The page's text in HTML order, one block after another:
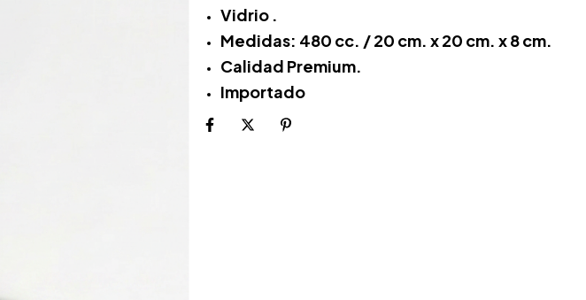
Vidrio .
Medidas: 480 cc. / 20 cm. x 20 cm. x 8 cm.
Calidad Premium.
Importado